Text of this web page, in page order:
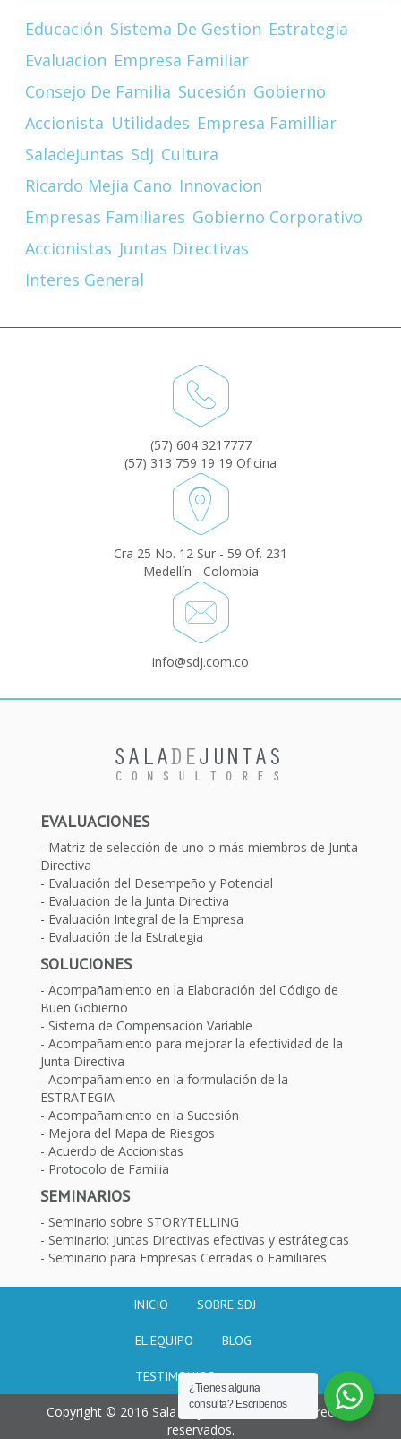
Educación Sistema De Gestion Estrategia
Evaluacion Empresa Familiar
Consejo De Familia Sucesión Gobierno
Accionista Utilidades Empresa Familliar
Saladejuntas Sdj Cultura
Ricardo Mejia Cano Innovacion
Empresas Familiares Gobierno Corporativo
Accionistas Juntas Directivas
Interes General
(57) 604 3217777
(57) 313 759 19 19 Oficina
Cra 25 No. 12 Sur - 59 Of. 231
Medellín - Colombia
info@sdj.com.co
EVALUACIONES
Matriz de selección de uno o más miembros de Junta
Directiva
Evaluación del Desempeño y Potencial
Evaluacion de la Junta Directiva
Evaluación Integral de la Empresa
Evaluación de la Estrategia
SOLUCIONES
Acompañamiento en la Elaboración del Código de
Buen Gobierno
Sistema de Compensación Variable
Acompañamiento para mejorar la efectividad de la
Junta Directiva
Acompañamiento en la formulación de la
ESTRATEGIA
Acompañamiento en la Sucesión
Mejora del Mapa de Riesgos
Acuerdo de Accionistas
Protocolo de Familia
SEMINARIOS
Seminario sobre STORYTELLING
Seminario: Juntas Directivas efectivas y estrátegicas
Seminario para Empresas Cerradas o Familiares
INICIO SOBRE SDJ
EL EQUIPO BLOG
TESTIMONIOS
Copyright © 2016 Sala de juntas. Todos los derechos
reservados.
¿Tienes alguna
consulta? Escribenos